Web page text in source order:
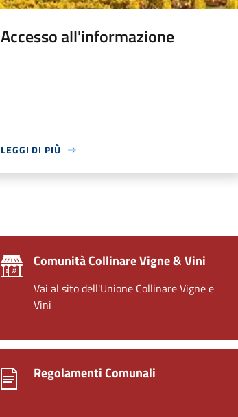
Accesso all'informazione
LEGGI DI PIÙ
Comunità Collinare Vigne & Vini
Vai al sito dell'Unione Collinare Vigne e
Vini
Regolamenti Comunali